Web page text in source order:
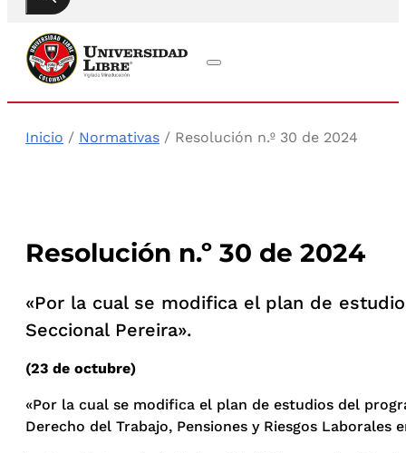
Inicio / Normativas / Resolución n.º 30 de 2024
Resolución n.º 30 de 2024
«Por la cual se modifica el plan de
Seccional Pereira».
(23 de octubre)
«Por la cual se modifica el plan de estudios del
Derecho del Trabajo, Pensiones y Riesgos Laborales